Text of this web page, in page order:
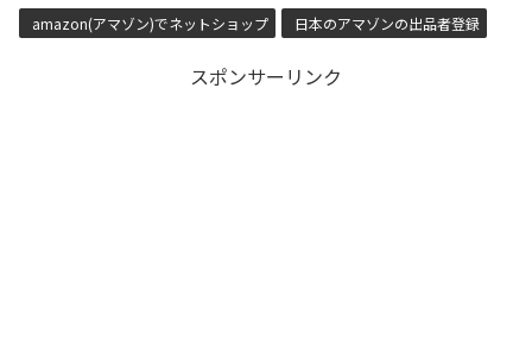
amazon(アマゾン)でネットショップ 日本のアマゾンの出品者登録
スポンサーリンク